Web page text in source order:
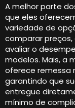
A melhor parte
que eles
variedade de
comparar
avaliar o
modelos. Mais, a
oferece remessa
garantindo que
entregue
mínimo de